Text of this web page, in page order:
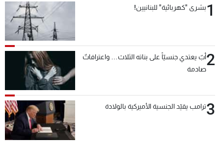
1بشرى "كهربائية" للبنانيين!
2أبٌ يعتدي جنسيّاً على بناته الثلاث… واعترافاتٌ
صادمة
3ترامب يقيّد الجنسية الأميركية بالولادة